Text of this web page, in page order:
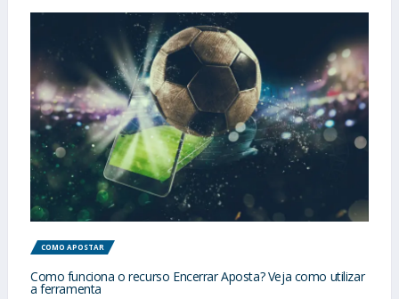
COMO APOSTAR
Como funciona o recurso Encerrar Aposta? Veja como utilizar
a ferramenta